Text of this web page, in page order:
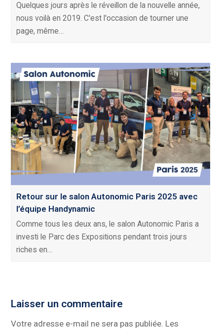
Quelques jours après le réveillon de la nouvelle année,
nous voilà en 2019. C'est l'occasion de tourner une
page, même…
Retour sur le salon Autonomic Paris 2025 avec
l’équipe Handynamic
Comme tous les deux ans, le salon Autonomic Paris a
investi le Parc des Expositions pendant trois jours
riches en…
Laisser un commentaire
Votre adresse e-mail ne sera pas publiée. Les